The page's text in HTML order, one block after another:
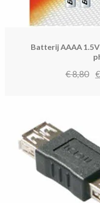
Batterij AAAA
€8,80 €